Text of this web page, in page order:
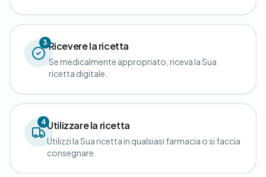
3Ricevere la ricetta
Se medicalmente appropriato, riceva la Sua
ricetta digitale.
4Utilizzare la ricetta
Utilizzi la Sua ricetta in qualsiasi farmacia o si faccia
consegnare.